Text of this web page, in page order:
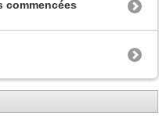
commencées